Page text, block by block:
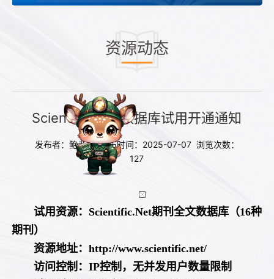
资源动态
Scientific.Net 数据库试用开通通知
发布者：鲍老师 发布时间：2025-07-07 浏览次数：
127
试用资源： Scientific.Net期刊全文数据库（16种
期刊）
资源地址：http://www.scientific.net/
访问控制：IP控制，无并发用户数量限制